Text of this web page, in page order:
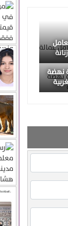
نهضة